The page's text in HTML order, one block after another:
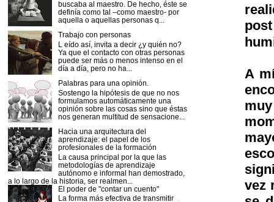
A
vez
buscaba al maestro. De hecho, éste se
definía como tal –como maestro- por
aquella o aquellas personas q...
Trabajo con personas
L eído así, invita a decir ¿y quién no?
Ya que el contacto con otras personas
puede ser más o menos intenso en el
día a día, pero no ha...
Palabras para una opinión.
Sostengo la hipótesis de que no nos
formulamos automáticamente una
opinión sobre las cosas sino que éstas
nos generan multitud de sensacione...
Hacia una arquitectura del
aprendizaje: el papel de los
profesionales de la formación
La causa principal por la que las
metodologías de aprendizaje
autónomo e informal han demostrado,
a lo largo de la historia, ser realmen...
El poder de "contar un cuento"
La forma más efectiva de transmitir